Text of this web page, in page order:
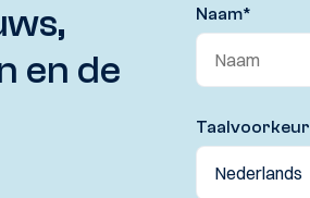
en de
Naam*
Taalvoorkeur